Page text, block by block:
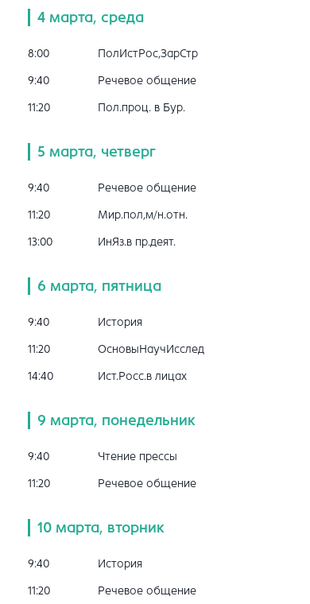
4 марта, среда
8:00 ПолИстРос,ЗарСтр
9:40 Речевое общение
11:20 Пол.проц. в Бур.
5 марта, четверг
9:40 Речевое общение
11:20 Мир.пол,м/н.отн.
13:00 ИнЯз.в пр.деят.
6 марта, пятница
9:40 История
11:20 ОсновыНаучИсслед
14:40 Ист.Росс.в лицах
9 марта, понедельник
9:40 Чтение прессы
11:20 Речевое общение
10 марта, вторник
9:40 История
11:20 Речевое общение